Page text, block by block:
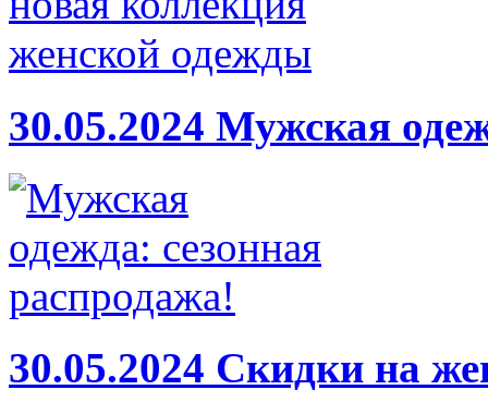
30.05.2024 Мужская
30.05.2024 Скидки на